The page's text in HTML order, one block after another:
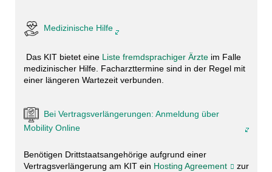
Medizinische Hilfe
Das KIT bietet eine Liste fremdsprachiger Ärzteim Falle
medizinischer Hilfe. Facharzttermine sind in der Regel mit
einer längeren Wartezeit verbunden.
Bei Vertragsverlängerungen: Anmeldung über
Mobility Online
Benötigen Drittstaatsangehörige aufgrund einer
Vertragsverlängerung am KIT ein Hosting Agreement
zur